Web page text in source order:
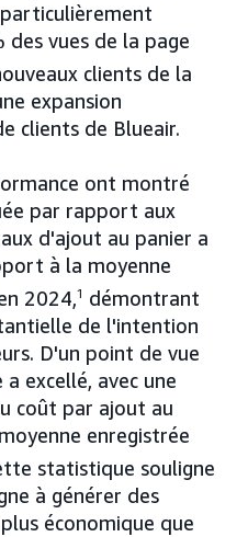
vues de la page
clients de la
expansion
clients de Blueair.
ont montré
par rapport aux
d'ajout au panier a
à la moyenne
2024,1
démontrant
de l'intention
D'un point de vue
excellé, avec une
coût par ajout au
enregistrée
statistique souligne
à générer des
économique que